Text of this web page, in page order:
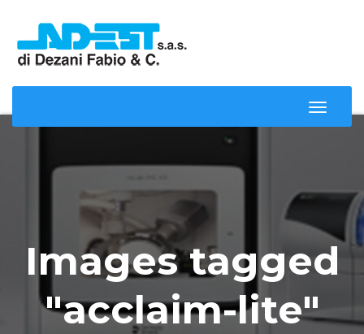
Toggle
Images tagged
"acclaim-lite"